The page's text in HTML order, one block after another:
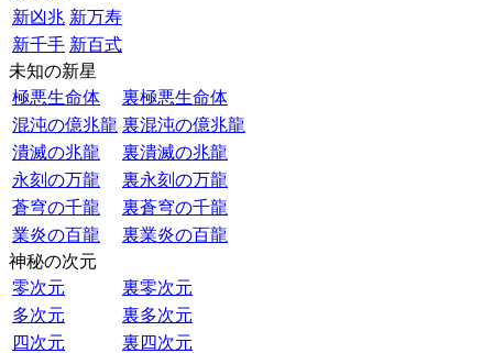
新凶兆 新万寿
新千手 新百式
未知の新星
極悪生命体
裏極悪生命体
混沌の億兆龍 裏混沌の億兆龍
潰滅の兆龍
裏潰滅の兆龍
永刻の万龍
裏永刻の万龍
蒼穹の千龍
裏蒼穹の千龍
業炎の百龍
裏業炎の百龍
神秘の次元
零次元
裏零次元
多次元
裏多次元
四次元
裏四次元